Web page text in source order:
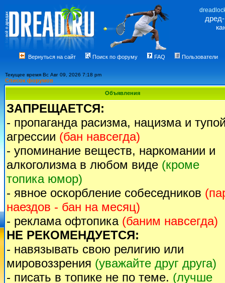
Вернуться на сайт Поиск по форуму FAQ Пользователи
Текущее время Вс Авг 09, 2026 7:18 pm
Список форумов
Объявления
ЗАПРЕЩАЕТСЯ:
- пропаганда расизма, нацизма и
агрессии (бан навсегда)
- упоминание веществ, наркомании и
алкоголизма в любом виде (кроме
топика юмор)
- явное оскорбление собеседников
наездов - бан на месяц)
- реклама офтопика (баним навсегда)
НЕ РЕКОМЕНДУЕТСЯ:
- навязывать свою религию или
мировоззрения (уважайте друг друга)
- писать в топике не по теме. (лучше